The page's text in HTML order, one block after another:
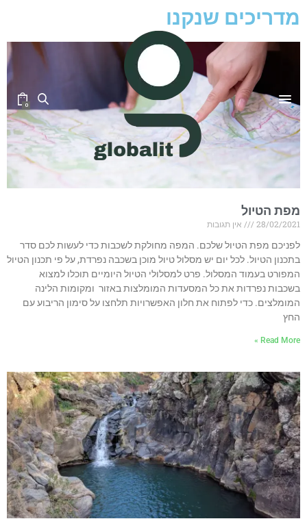
0
מדריכים שנקנו
מפת הטיול
28/02/2021
אין תגובות
לפניכם מפת הטיול שלכם. המפה מחולקת לשכבות כדי לעשות לכם סדר
בתכנון הטיול. לכל יום יש מסלול טיול מוכן בשכבה נפרדת, על פי תכנון הטיול
המפורט בעמוד המסלול. פרט למסלולי הטיול היומיים תוכלו למצוא
בשכבות נפרדות את כל המסעדות המומלצות באזור ומקומות הלינה
המומלצים. כדי לפתוח את חלון האפשרויות תלחצו על סימון הריבוע עם
החץ
Read More »